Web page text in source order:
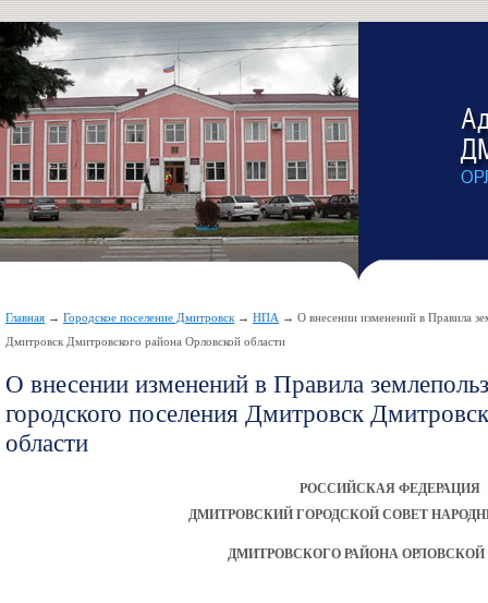
Главная → Городское поселение Дмитровск → НПА → О внесении изменений в Правила
Дмитровск Дмитровского района Орловской области
О внесении изменений в Правила
городского поселения Дмитровск
области
РОССИЙСКАЯ ФЕДЕРАЦИЯ
ДМИТРОВСКИЙ ГОРОДСКОЙ СОВЕТ
ДМИТРОВСКОГО РАЙОНА